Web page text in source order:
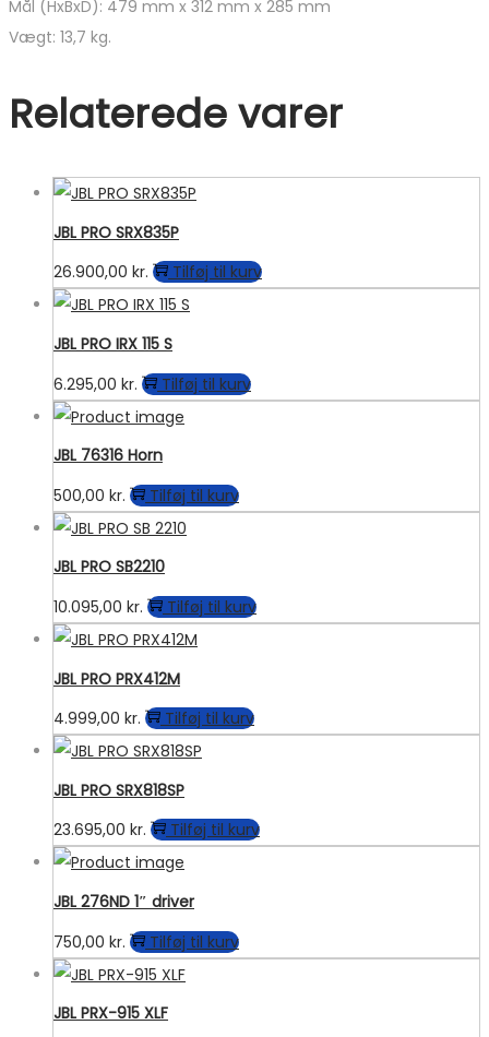
Mål (HxBxD): 479 mm x 312 mm x 285 mm
Vægt: 13,7 kg.
Relaterede varer
JBL PRO SRX835P
26.900,00 kr. Tilføj til kurv
JBL PRO IRX 115 S
6.295,00 kr. Tilføj til kurv
JBL 76316 Horn
500,00 kr. Tilføj til kurv
JBL PRO SB2210
10.095,00 kr. Tilføj til kurv
JBL PRO PRX412M
4.999,00 kr. Tilføj til kurv
JBL PRO SRX818SP
23.695,00 kr. Tilføj til kurv
JBL 276ND 1″ driver
750,00 kr. Tilføj til kurv
JBL PRX-915 XLF